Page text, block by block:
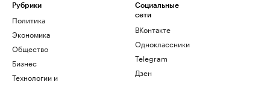
Рубрики
Политика
Экономика
Общество
Бизнес
Технологии и
Социальные
сети
ВКонтакте
Одноклассники
Telegram
Дзен